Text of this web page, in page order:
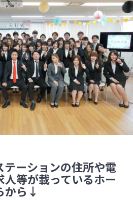
ーションの住所や電
等が載っているホー
から↓